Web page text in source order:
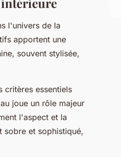
l'univers de la
apportent une
souvent stylisée,
critères essentiels
joue un rôle majeur
l'aspect et la
sobre et sophistiqué,